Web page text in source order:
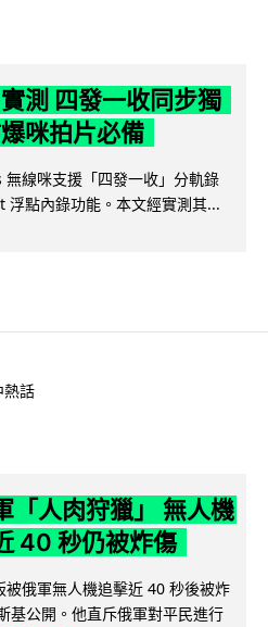
測 四發一收同步獨
咪拍片必備
線咪支援「四發一收」分軌錄
點內錄功能。本文經實測其...
熱話
「人肉狩獵」 無人機
40 秒仍被炸傷
俄軍無人機追擊近 40 秒後被炸
基公開。他直斥俄軍對平民進行